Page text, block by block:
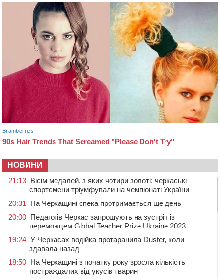
НОВИНИ
21:13 Вісім медалей, з яких чотири золоті: черкаські
спортсмени тріумфували на чемпіонаті України
20:31
На Черкащині спека протримається ще день
20:00 Педагогів Черкас запрошують на зустріч із
переможцем Global Teacher Prize Ukraine 2023
19:24 У Черкасах водійка протаранила Duster, коли
здавала назад
18:50 На Черкащині з початку року зросла кількість
постраждалих від укусів тварин